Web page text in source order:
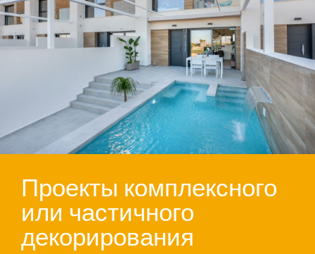
Проекты комплексного
или частичного
декорирования